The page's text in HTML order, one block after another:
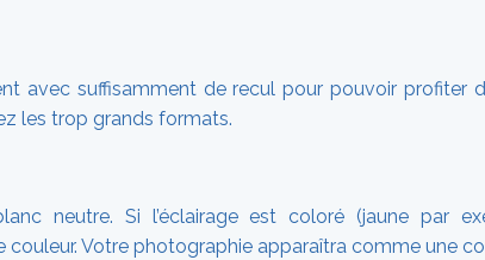
avec suffisamment de recul pour pouvoir profiter
les trop grands formats.
neutre. Si l’éclairage est coloré (jaune par
Votre photographie apparaîtra comme une